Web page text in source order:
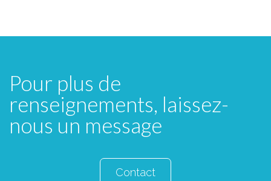
Pour plus de
renseignements, laissez-
nous un message
Contact